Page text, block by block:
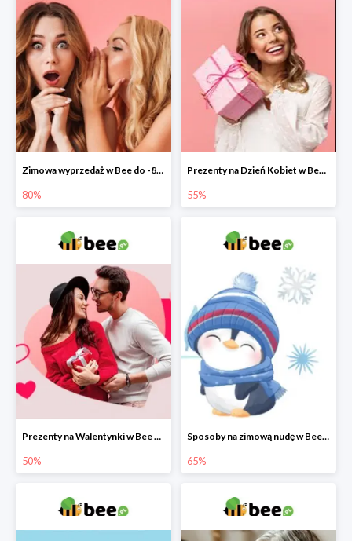
Zimowa wyprzedaż w Bee do -80%
80%
Prezenty na Dzień Kobiet w Bee do -55%
55%
Prezenty na Walentynki w Bee do -50%
50%
Sposoby na zimową nudę w Bee do 65%
65%